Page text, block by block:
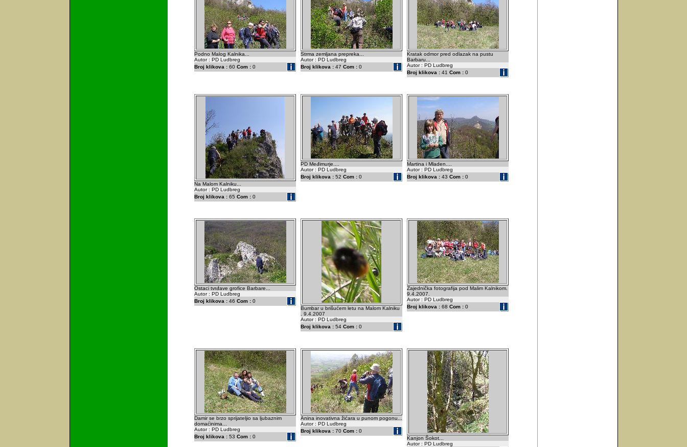
Podno Malog Kalnika...
Autor : PD Ludbreg
Broj klikova : 60 Com : 0
Strma zemljana prepreka...
Autor : PD Ludbreg
Broj klikova : 47 Com : 0
Kratak odmor pred odlazak na pustu
Barbaru...
Autor : PD Ludbreg
Broj klikova : 41 Com : 0
Na Malom Kalniku...
Autor : PD Ludbreg
Broj klikova : 65 Com : 0
PD Međimurje....
Autor : PD Ludbreg
Broj klikova : 52 Com : 0
Martina i Mladen....
Autor : PD Ludbreg
Broj klikova : 43 Com : 0
Ostaci tvrđave grofice Barbare...
Autor : PD Ludbreg
Broj klikova : 46 Com : 0
Bumbar u brišućem letu na Malom Kalniku
. 9.4.2007
Autor : PD Ludbreg
Broj klikova : 54 Com : 0
Zajednička fotografija pod Malim Kalnikom.
9.4.2007.
Autor : PD Ludbreg
Broj klikova : 68 Com : 0
Damir se brzo sprijateljio sa ljubaznim
domaćinima...
Autor : PD Ludbreg
Broj klikova : 53 Com : 0
Anina inovativna žićara u punom pogonu...
Autor : PD Ludbreg
Broj klikova : 70 Com : 0
Kanjon Šokot...
Autor : PD Ludbreg